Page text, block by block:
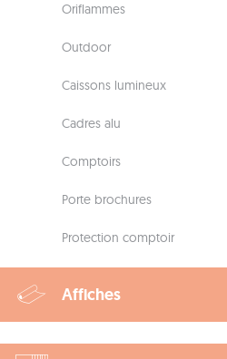
Oriflammes
Outdoor
Caissons lumineux
Cadres alu
Comptoirs
Porte brochures
Protection comptoir
Affiches